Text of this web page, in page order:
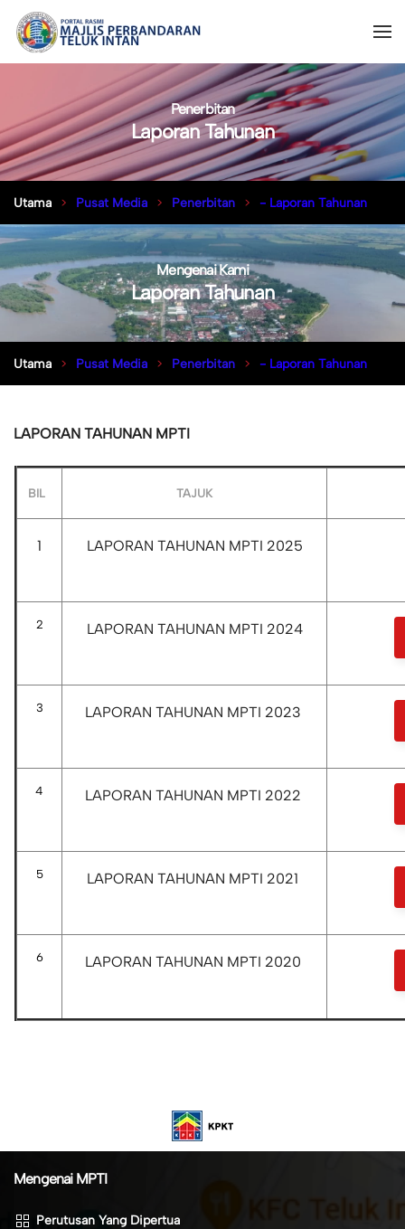
Penerbitan
Laporan Tahunan
Utama Pusat Media Penerbitan - Laporan Tahunan
Mengenai Kami
Laporan Tahunan
Utama Pusat Media Penerbitan - Laporan Tahunan
LAPORAN TAHUNAN MPTI
BIL TAJUK
1 LAPORAN TAHUNAN MPTI 2025
2 LAPORAN TAHUNAN MPTI 2024
3 LAPORAN TAHUNAN MPTI 2023
4 LAPORAN TAHUNAN MPTI 2022
5 LAPORAN TAHUNAN MPTI 2021
6 LAPORAN TAHUNAN MPTI 2020
Mengenai MPTI
Perutusan Yang Dipertua